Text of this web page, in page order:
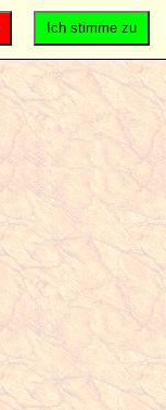
Ich stimme zu